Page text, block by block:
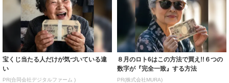
宝くじ当たる人だけが気づいている違
い
PR(合同会社デジタルファーム )
８月のロト6はこの方法で買え!!６つの
数字が『完全一致』する方法
PR(株式会社MURA)